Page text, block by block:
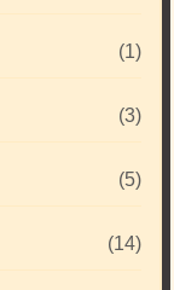
(1)
(3)
(5)
(14)